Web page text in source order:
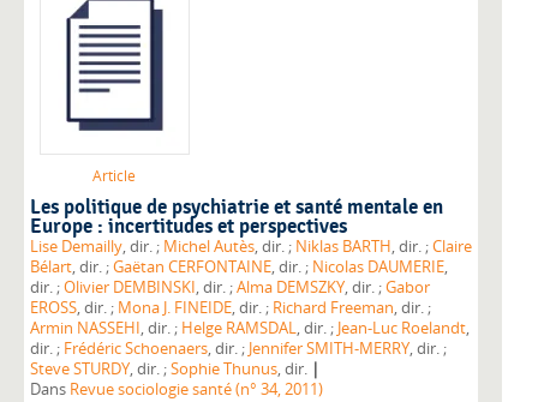
Article
Les politique de psychiatrie et santé mentale en
Europe : incertitudes et perspectives
Lise Demailly , dir. ; Michel Autès , dir. ; Niklas BARTH , dir. ;Claire
Bélart
, dir. ;Gaëtan CERFONTAINE , dir. ; Nicolas DAUMERIE,
dir. ;Olivier DEMBINSKI , dir. ;Alma DEMSZKY , dir. ;Gabor
EROSS
, dir. ; Mona J. FINEIDE , dir. ; Richard Freeman
, dir. ;
Armin NASSEHI
, dir. ; Helge RAMSDAL , dir. ; Jean-Luc Roelandt,
dir. ; Frédéric Schoenaers , dir. ; Jennifer SMITH-MERRY
, dir. ;
Steve STURDY
, dir. ;Sophie Thunus, dir. |
Dans Revue sociologie santé (n° 34, 2011)